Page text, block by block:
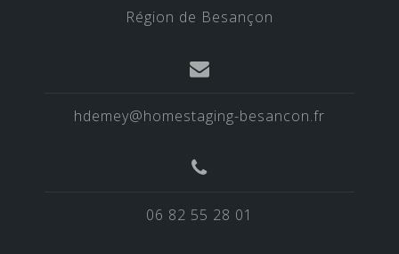
Région de Besançon
hdemey@homestaging-besancon.fr
06 82 55 28 01